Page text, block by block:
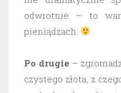
odwrotnie – to
pieniądzach.
Po drugie –
czystego złota, z